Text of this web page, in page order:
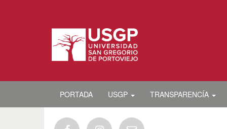
PORTADA USGP TRANSPARENCÍA